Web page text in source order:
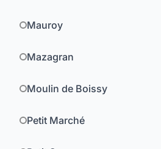
Mauroy
Mazagran
Moulin de Boissy
Petit Marché